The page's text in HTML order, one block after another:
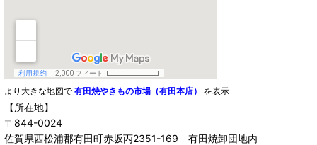
より大きな地図で 有田焼やきもの市場（有田本店） を表示
【所在地】
〒844-0024
佐賀県西松浦郡有田町赤坂丙2351-169 有田焼卸団地内